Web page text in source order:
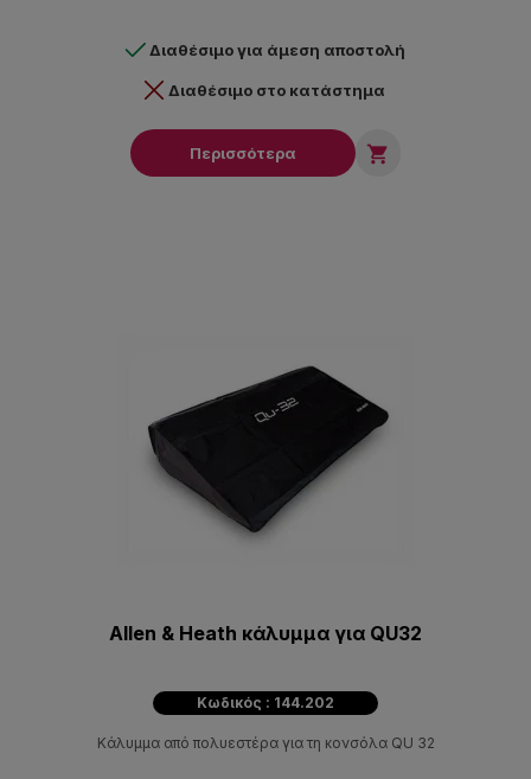
Διαθέσιμο για άμεση αποστολή
Διαθέσιμο στο κατάστημα
Περισσότερα 
Allen & Heath κάλυμμα για QU32
Κωδικός : 144.202
Κάλυμμα από πολυεστέρα για τη κονσόλα QU 32